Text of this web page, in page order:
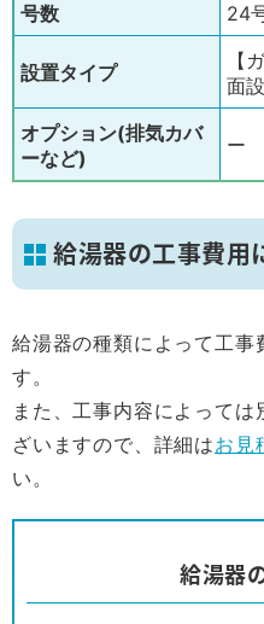
号数
24
設置タイプ
【
面
オプション(排気カバ
ーなど)
ー
給湯器の工事費用
給湯器の種類によって工事
す。
また、工事内容によって
ざいますので、詳細はお見
い。
給湯器